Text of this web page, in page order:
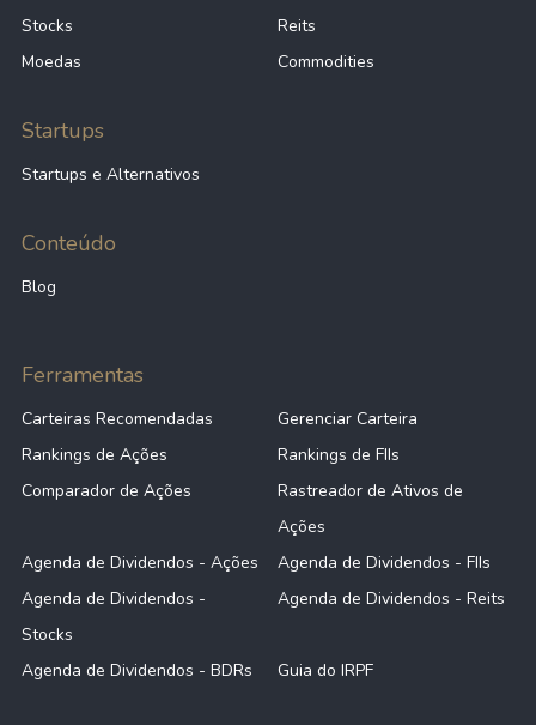
Stocks
Reits
Moedas
Commodities
Startups
Startups e Alternativos
Conteúdo
Blog
Ferramentas
Carteiras Recomendadas
Gerenciar Carteira
Rankings de Ações
Rankings de FIIs
Comparador de Ações
Rastreador de Ativos de
Ações
Agenda de Dividendos - Ações
Agenda de Dividendos - FIIs
Agenda de Dividendos -
Stocks
Agenda de Dividendos - Reits
Agenda de Dividendos - BDRs Guia do IRPF